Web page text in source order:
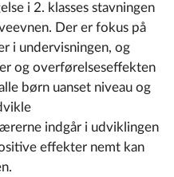
i 2. klasses stavningen
Der er fokus på
i undervisningen, og
og overførelseseffekten
børn uanset niveau og
indgår i udviklingen
effekter nemt kan